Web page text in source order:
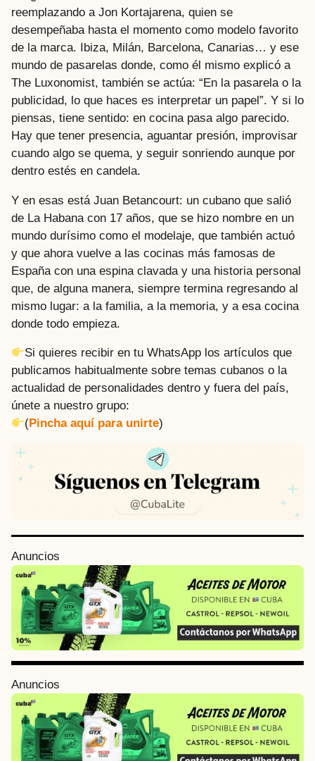
reemplazando a Jon Kortajarena, quien se
desempeñaba hasta el momento como modelo favorito
de la marca. Ibiza, Milán, Barcelona, Canarias… y ese
mundo de pasarelas donde, como él mismo explicó a
The Luxonomist, también se actúa: “En la pasarela o la
publicidad, lo que haces es interpretar un papel”. Y si lo
piensas, tiene sentido: en cocina pasa algo parecido.
Hay que tener presencia, aguantar presión, improvisar
cuando algo se quema, y seguir sonriendo aunque por
dentro estés en candela.
Y en esas está Juan Betancourt: un cubano que salió
de La Habana con 17 años, que se hizo nombre en un
mundo durísimo como el modelaje, que también actuó
y que ahora vuelve a las cocinas más famosas de
España con una espina clavada y una historia personal
que, de alguna manera, siempre termina regresando al
mismo lugar: a la familia, a la memoria, y a esa cocina
donde todo empieza.
Si quieres recibir en tu WhatsApp los artículos que
publicamos habitualmente sobre temas cubanos o la
actualidad de personalidades dentro y fuera del país,
únete a nuestro grupo:
(Pincha aquí para unirte)
Anuncios
Anuncios
P
o
P
a
g
i
n